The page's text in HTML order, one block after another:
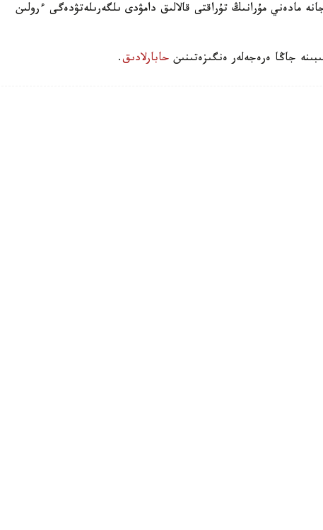
مادەني مۇرانىڭ تۇراقتى قالالىق دامۋدى ىلگەرىلەتۋدەگى ءرولىن
جاڭا ەرەجەلەر ەنگىزەتىنىن حابارلادىق.